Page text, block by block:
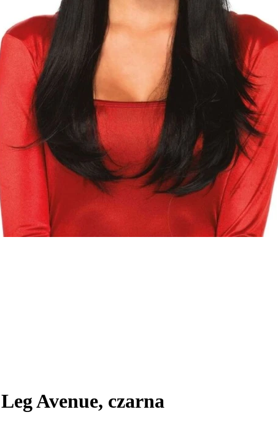
Avenue, czarna